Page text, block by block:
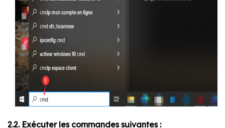
2.2. Exécuter les commandes suivantes :